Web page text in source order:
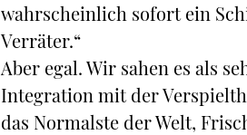
wahrscheinlich sofort ein
Verräter.“
Aber egal. Wir sahen es als
Integration mit der
das Normalste der Welt,